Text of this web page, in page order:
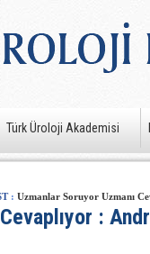
Türk Üroloji Akademisi
: Uzmanlar Soruyor Uzmanı
: